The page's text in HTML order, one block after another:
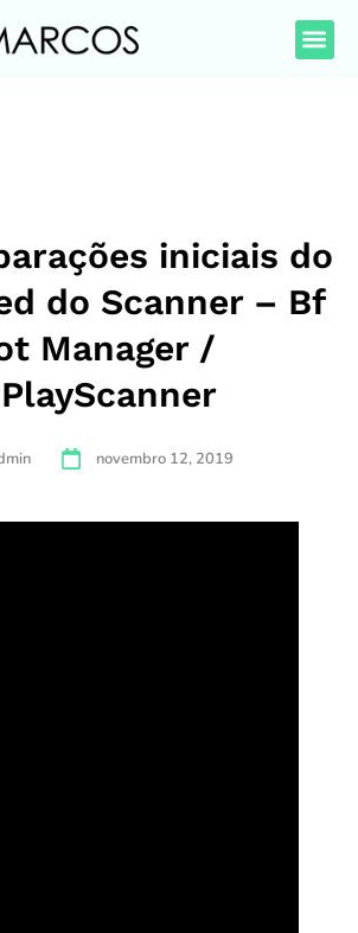
iniciais do
do Scanner – Bf
Manager /
novembro 12, 2019